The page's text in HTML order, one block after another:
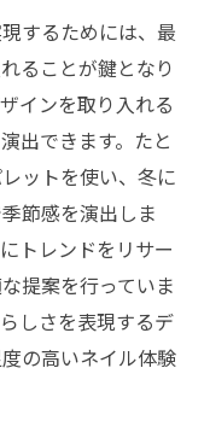
するためには、最
ることが鍵となり
インを取り入れる
出できます。たと
ットを使い、冬に
節感を演出しま
トレンドをリサー
提案を行っていま
しさを表現するデ
の高いネイル体験